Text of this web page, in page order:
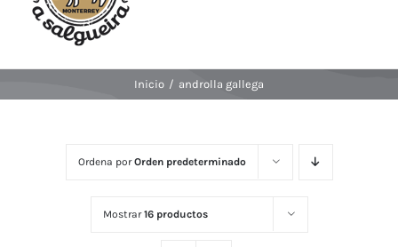
Inicio / androlla gallega
Ordena porOrden predeterminado
Mostrar16 productos